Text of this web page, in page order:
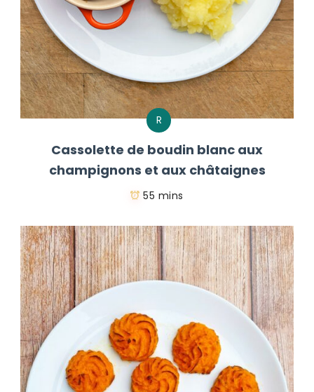
R
Cassolette de boudin blanc aux
champignons et aux châtaignes
55 mins